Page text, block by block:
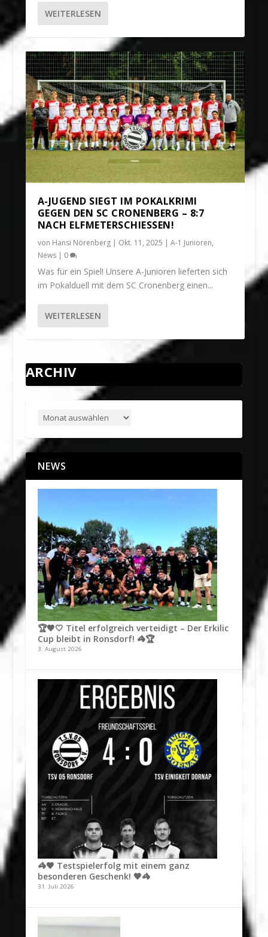
WEITERLESEN
A-JUGEND SIEGT IM POKALKRIMI
GEGEN DEN SC CRONENBERG – 8:7
NACH ELFMETERSCHIESSEN!
von Hansi Nörenberg| Okt. 11, 2025 | A-1 Junioren,
News| 0
Was für ein Spiel! Unsere A-Junioren lieferten sich
im Pokalduell mit dem SC Cronenberg einen...
WEITERLESEN
ARCHIV
NEWS
🏆🖤🤍 Titel erfolgreich verteidigt – Der Erkilic
Cup bleibt in Ronsdorf! 🦓🏆
3. August 2026
🦓🖤 Testspielerfolg mit einem ganz
besonderen Geschenk! 🖤🦓
31. Juli 2026